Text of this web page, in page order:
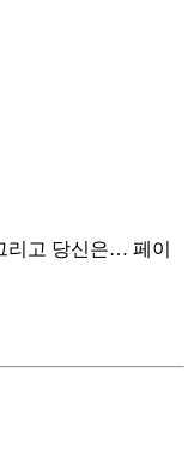
리고 당신은… 페이